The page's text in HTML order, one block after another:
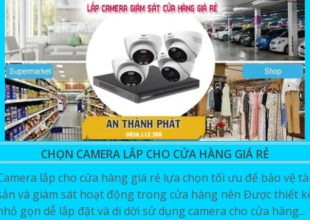
CHỌN CAMERA LẮP CHO CỬA HÀNG GIÁ RẺ
lắp cho cửa hàng giá rẻ lựa chọn tối ưu để bảo vệ
và giám sát hoạt động trong cửa hàng nên Được thiết
gọn dễ lắp đặt và di dời sử dụng camera cho cửa hàng...